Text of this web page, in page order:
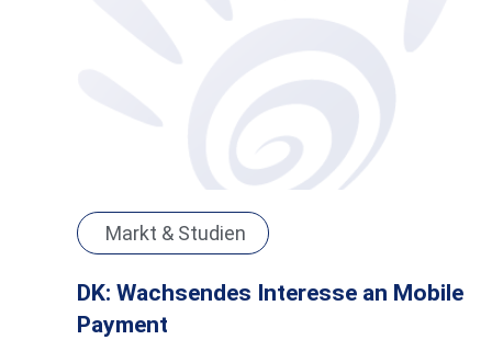
Markt & Studien
DK: Wachsendes Interesse an Mobile
Payment